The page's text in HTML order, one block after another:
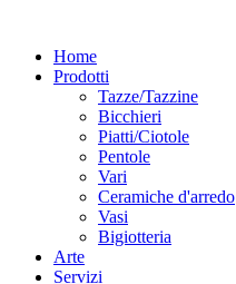
Home
Prodotti
Tazze/Tazzine
Bicchieri
Piatti/Ciotole
Pentole
Vari
Ceramiche d'arredo
Vasi
Bigiotteria
Arte
Servizi